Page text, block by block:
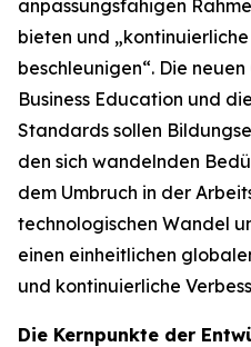
anpassungsfähigen
bieten und
beschleunigen“. Die
Business Education und
Standards sollen
den sich wandelnden
dem Umbruch in der
technologischen Wandel
einen einheitlichen
und kontinuierliche
Die Kernpunkte der